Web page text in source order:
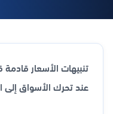
تنبيهات الأسعار
عند تحرك الأسواق إلى